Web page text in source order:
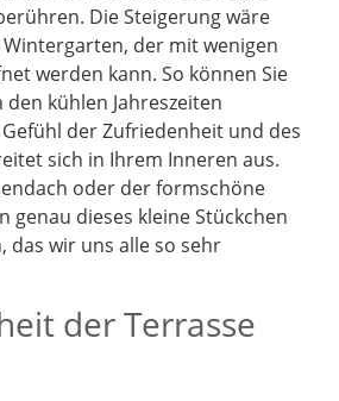
Die Steigerung wäre
der mit wenigen
werden kann. So können Sie
kühlen Jahreszeiten
der Zufriedenheit und des
sich in Ihrem Inneren aus.
oder der formschöne
genau dieses kleine Stückchen
das wir uns alle so sehr
der Terrasse